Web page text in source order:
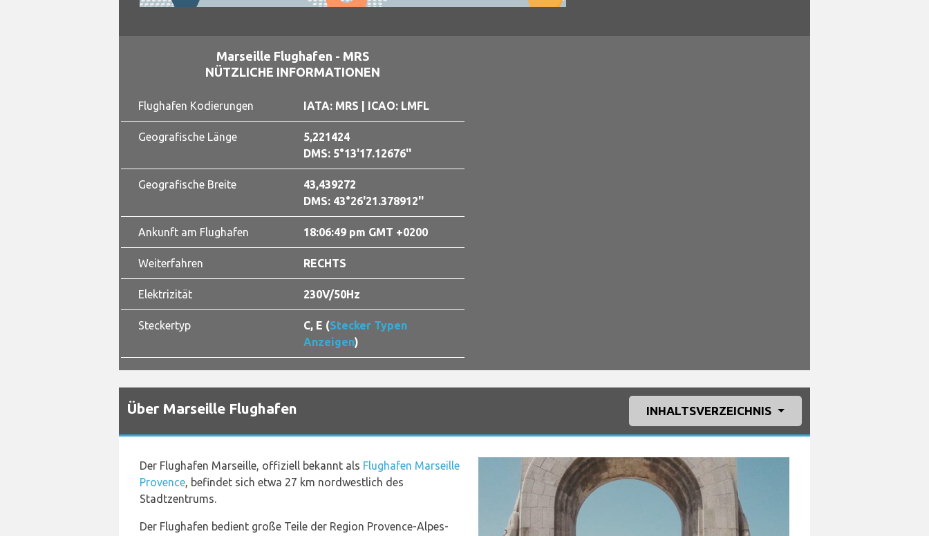
Marseille Flughafen - MRS
NÜTZLICHE INFORMATIONEN
Flughafen Kodierungen IATA: MRS | ICAO: LMFL
Geografische Länge
5,221424
DMS: 5°13'17.12676''
Geografische Breite
43,439272
DMS: 43°26'21.378912''
Ankunft am Flughafen 18:06:50 pm GMT +0200
Weiterfahren RECHTS
Elektrizität 230V/50Hz
Steckertyp C, E (Stecker Typen
Anzeigen)
Über Marseille Flughafen INHALTSVERZEICHNIS
Der Flughafen Marseille, offiziell bekannt als Flughafen Marseille
Provence, befindet sich etwa 27 km nordwestlich des
Stadtzentrums.
Der Flughafen bedient große Teile der Region Provence-Alpes-